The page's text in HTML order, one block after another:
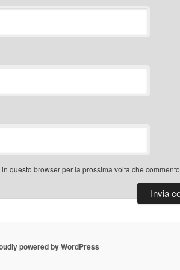
questo browser per la prossima volta che
powered by WordPress